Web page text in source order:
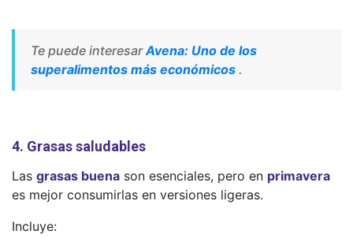
Te puede interesarAvena: Uno de los
superalimentos más económicos .
4. Grasas saludables
Las grasas buena son esenciales, pero en primavera
es mejor consumirlas en versiones ligeras.
Incluye: